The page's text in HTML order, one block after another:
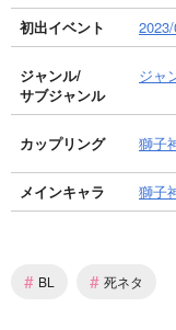
初出イベント
ジャンル/
サブジャンル
ジャ
カップリング 獅子
メインキャラ 獅子
# BL # 死ネタ